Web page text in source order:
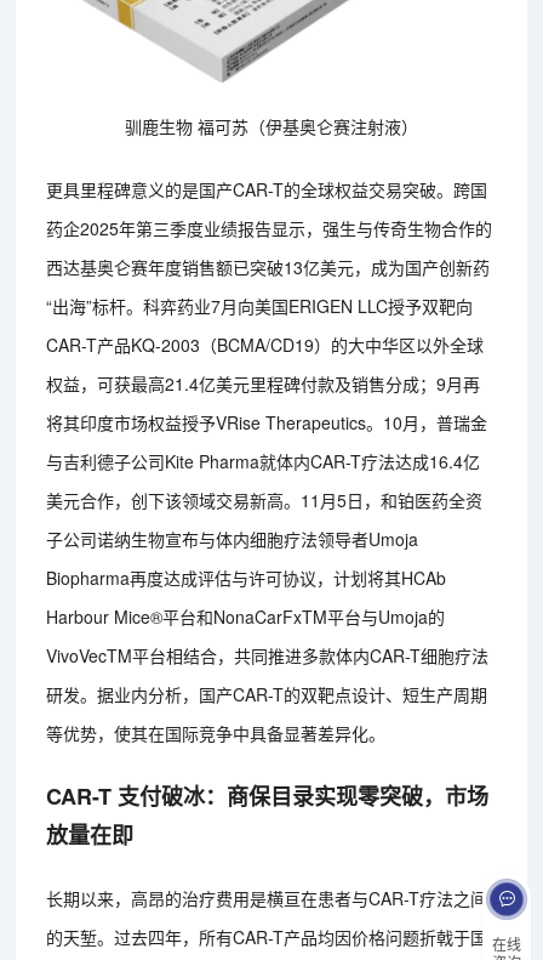
在线
驯鹿生物 福可苏（伊基奥仑赛注射液）
更具里程碑意义的是国产CAR-T的全球权益交易突破。跨国
药企2025年第三季度业绩报告显示，强生与传奇生物合作的
西达基奥仑赛年度销售额已突破13亿美元，成为国产创新药
“出海”标杆。科弈药业7月向美国ERIGEN LLC授予双靶向
CAR-T产品KQ-2003（BCMA/CD19）的大中华区以外全球
权益，可获最高21.4亿美元里程碑付款及销售分成；9月再
将其印度市场权益授予VRise Therapeutics。10月，普瑞金
与吉利德子公司Kite Pharma就体内CAR-T疗法达成16.4亿
美元合作，创下该领域交易新高。11月5日，和铂医药全资
子公司诺纳生物宣布与体内细胞疗法领导者Umoja
Biopharma再度达成评估与许可协议，计划将其HCAb
Harbour Mice®平台和NonaCarFxTM平台与Umoja的
VivoVecTM平台相结合，共同推进多款体内CAR-T细胞疗法
研发。据业内分析，国产CAR-T的双靶点设计、短生产周期
等优势，使其在国际竞争中具备显著差异化。
CAR-T 支付破冰：商保目录实现零突破，市场
放量在即
长期以来，高昂的治疗费用是横亘在患者与CAR-T疗法之间
的天堑。过去四年，所有CAR-T产品均因价格问题折戟于国